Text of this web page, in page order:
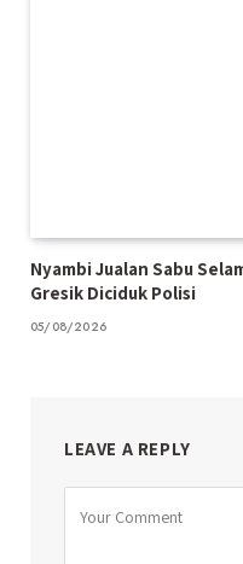
Nyambi Jualan Sabu
Gresik Diciduk Polisi
05/08/2026
LEAVE A REPLY